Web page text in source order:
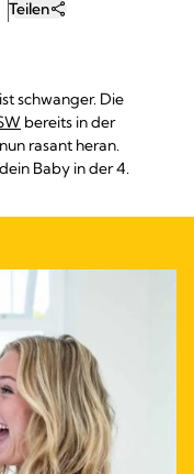
Teilen
schwanger. Die
bereits in der
rasant heran.
Baby in der 4.